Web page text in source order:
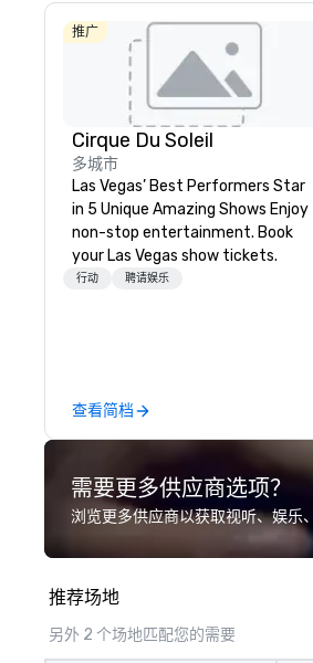
推广
Cirque Du Soleil
多城市
Las Vegas’ Best Performers Star
in 5 Unique Amazing Shows Enjoy
non-stop entertainment. Book
your Las Vegas show tickets.
行动 聘请娱乐
查看简档
需要更多供应商选项？
浏览更多供应商以获取视听、娱乐
推荐场地
另外 2 个场地匹配您的需要